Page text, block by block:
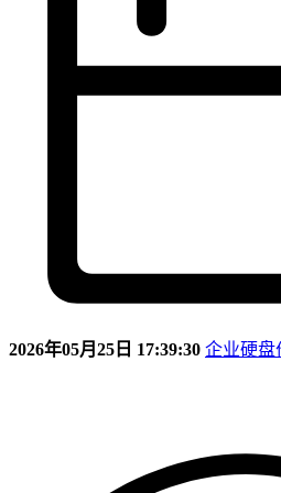
2026年05月25日 17:39:30 企业硬盘